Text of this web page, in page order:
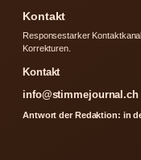
Kontakt
Responsestarker
Korrekturen.
Kontakt
info@stimmejournal.ch
Antwort der Redaktion: in